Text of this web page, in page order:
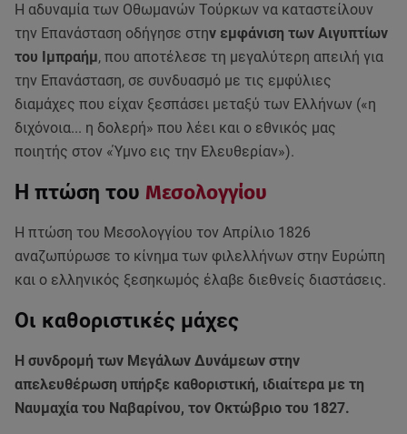
Η αδυναμία των Οθωμανών Τούρκων να καταστείλουν
την Επανάσταση οδήγησε στην εμφάνιση των Αιγυπτίων
του Ιμπραήμ, που αποτέλεσε τη μεγαλύτερη απειλή για
την Επανάσταση, σε συνδυασμό με τις εμφύλιες
διαμάχες που είχαν ξεσπάσει μεταξύ των Ελλήνων («η
διχόνοια... η δολερή» που λέει και ο εθνικός μας
ποιητής στον «Ύμνο εις την Ελευθερίαν»).
Η πτώση του Μεσολογγίου
Η πτώση του Μεσολογγίου τον Απρίλιο 1826
αναζωπύρωσε το κίνημα των φιλελλήνων στην Ευρώπη
και ο ελληνικός ξεσηκωμός έλαβε διεθνείς διαστάσεις.
Οι καθοριστικές μάχες
Η συνδρομή των Μεγάλων Δυνάμεων στην
απελευθέρωση υπήρξε καθοριστική, ιδιαίτερα με τη
Ναυμαχία του Ναβαρίνου, τον Οκτώβριο του 1827.